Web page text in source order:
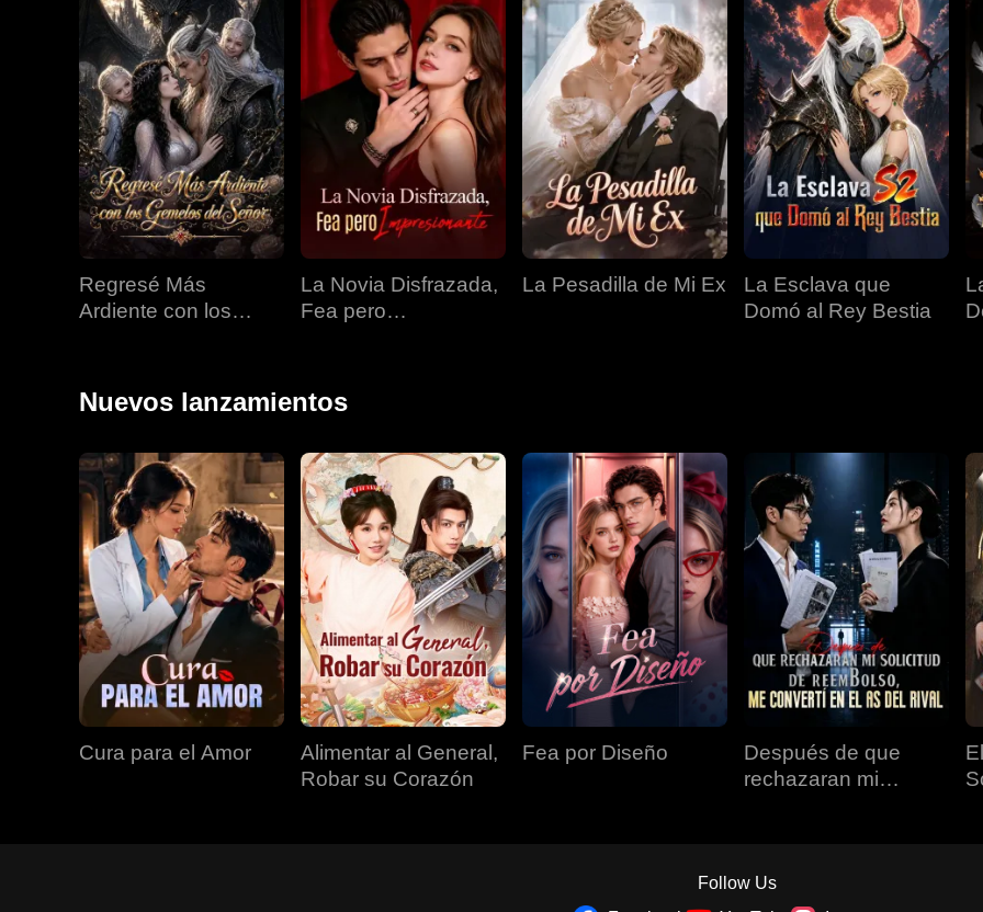
Regresé Más
Ardiente con los
La Novia Disfrazada,
Fea pero
La Pesadilla de Mi Ex
La Esclava que
Domó al Rey Bestia
Nuevos lanzamientos
Cura para el Amor
Alimentar al General,
Robar su Corazón
Fea por Diseño
Después de que
rechazaran mi
rival
Follow Us